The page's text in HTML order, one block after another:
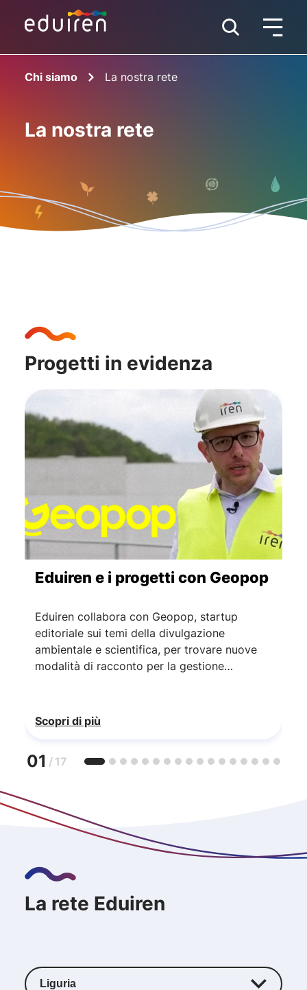
Chi siamo La nostra rete
La nostra rete
Progetti in evidenza
Eduiren e i progetti con Geopop
Eduiren collabora con Geopop, startup
editoriale sui temi della divulgazione
ambientale e scientifica, per trovare nuove
modalità di racconto per la gestione
Scopri di più
01 / 17
La rete Eduiren
Liguria